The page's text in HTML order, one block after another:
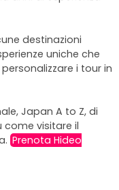
destinazioni
uniche che
i tour in
Japan A to Z, di
come visitare il
Prenota Hideo